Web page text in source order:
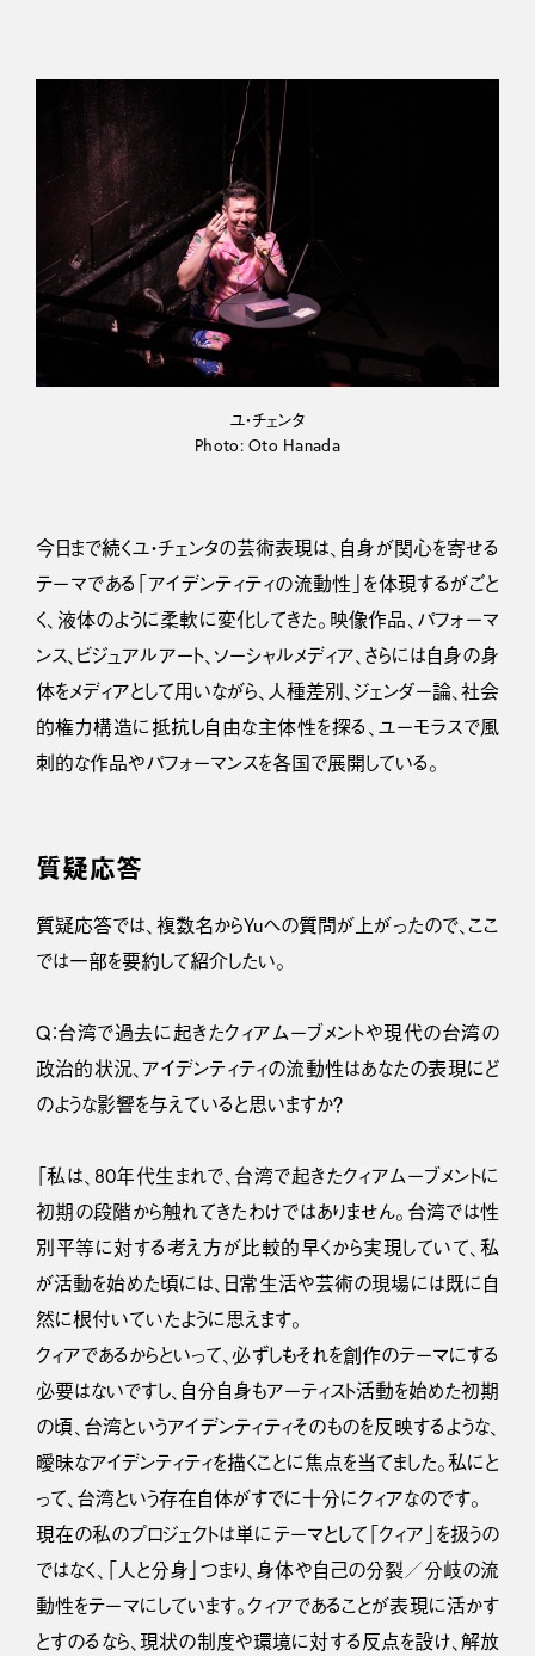
ユ・チェンタ
Photo: Oto Hanada
今日まで続くユ・チェンタの芸術表現は、自身が関心を寄せる
テーマである「アイデンティティの流動性」を体現するがごと
く、液体のように柔軟に変化してきた。映像作品、パフォーマ
ンス、ビジュアルアート、ソーシャルメディア、さらには自身の身
体をメディアとして用いながら、人種差別、ジェンダー論、社会
的権力構造に抵抗し自由な主体性を探る、ユーモラスで風
刺的な作品やパフォーマンスを各国で展開している。
質疑応答
質疑応答では、複数名からYuへの質問が上がったので、ここ
では一部を要約して紹介したい。
Q：台湾で過去に起きたクィアムーブメントや現代の台湾の
政治的状況、アイデンティティの流動性はあなたの表現にど
のような影響を与えていると思いますか？
「私は、80年代生まれで、台湾で起きたクィアムーブメントに
初期の段階から触れてきたわけではありません。台湾では性
別平等に対する考え方が比較的早くから実現していて、私
が活動を始めた頃には、日常生活や芸術の現場には既に自
然に根付いていたように思えます。
クィアであるからといって、必ずしもそれを創作のテーマにする
必要はないですし、自分自身もアーティスト活動を始めた初期
の頃、台湾というアイデンティティそのものを反映するような、
曖昧なアイデンティティを描くことに焦点を当てました。私にと
って、台湾という存在自体がすでに十分にクィアなのです。
現在の私のプロジェクトは単にテーマとして「クィア」を扱うの
ではなく、「人と分身」つまり、身体や自己の分裂／分岐の流
動性をテーマにしています。クィアであることが表現に活かす
とすのるなら、現状の制度や環境に対する反点を設け、解放